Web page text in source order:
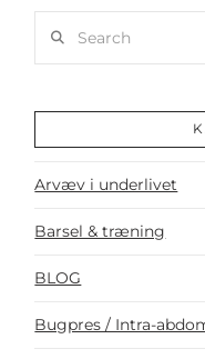
Arvæv i underlivet
Barsel & træning
BLOG
Bugpres / Intra-